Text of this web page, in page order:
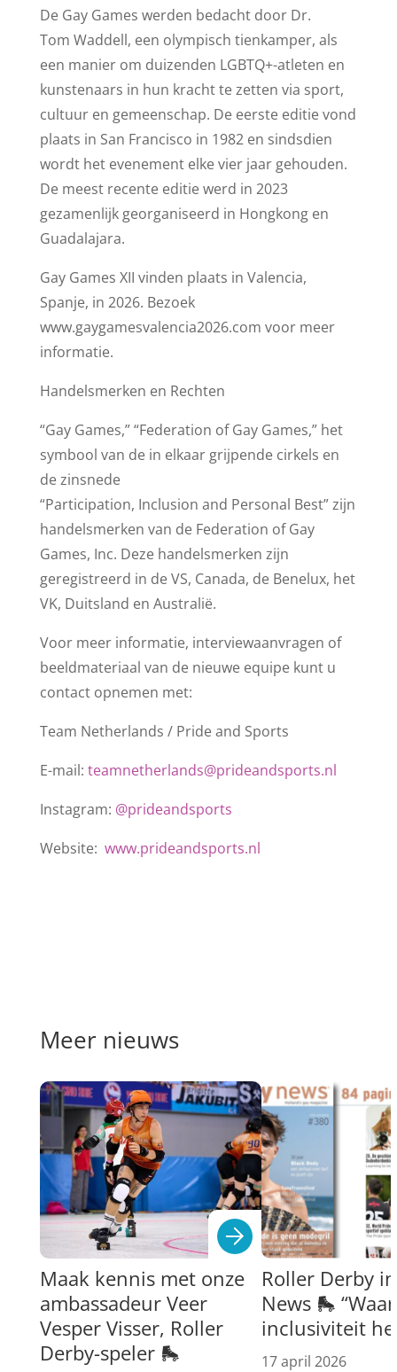
De Gay Games werden bedacht door Dr.
Tom Waddell, een olympisch tienkamper, als
een manier om duizenden LGBTQ+-atleten en
kunstenaars in hun kracht te zetten via sport,
cultuur en gemeenschap. De eerste editie vond
plaats in San Francisco in 1982 en sindsdien
wordt het evenement elke vier jaar gehouden.
De meest recente editie werd in 2023
gezamenlijk georganiseerd in Hongkong en
Guadalajara.
Gay Games XII vinden plaats in Valencia,
Spanje, in 2026. Bezoek
www.gaygamesvalencia2026.com voor meer
informatie.
Handelsmerken en Rechten
“Gay Games,” “Federation of Gay Games,” het
symbool van de in elkaar grijpende cirkels en
de zinsnede
“Participation, Inclusion and Personal Best” zijn
handelsmerken van de Federation of Gay
Games, Inc. Deze handelsmerken zijn
geregistreerd in de VS, Canada, de Benelux, het
VK, Duitsland en Australië.
Voor meer informatie, interviewaanvragen of
beeldmateriaal van de nieuwe equipe kunt u
contact opnemen met:
Team Netherlands / Pride and Sports
E-mail: teamnetherlands@prideandsports.nl
Instagram: @prideandsports
Website: www.prideandsports.nl
Meer nieuws
Maak kennis met onze
ambassadeur Veer
Vesper Visser, Roller
Derby-speler 🛼
Roller Derby
News 🛼
inclusiviteit
17 april 2026